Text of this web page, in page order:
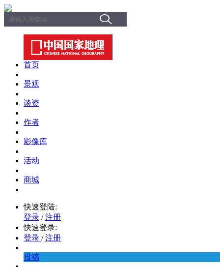
首页
景观
谈资
作者
影像库
活动
商城
快速登陆:
登录 / 注册
快速登录:
登录 / 注册
投稿